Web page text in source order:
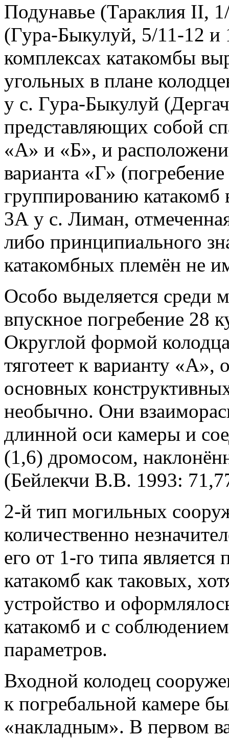
Подунавье (Тараклия II,
(Гура-Быкулуй, 5/11-12 и
комплексах катакомбы
угольных в плане
у с. Гура-Быкулуй
представляющих собой
«А» и «Б», и
варианта «Г»
группированию катакомб
3А у с. Лиман,
либо принципиального
катакомбных племён не
Особо выделяется среди
впускное погребение 28
Округлой формой
тяготеет к варианту «А»,
основных
необычно. Они
длинной оси камеры и
(1,6) дромосом,
(Бейлекчи В.В. 1993:
2-й тип могильных
количественно
его от 1-го типа является
катакомб как таковых,
устройство и
катакомб и с
параметров.
Входной колодец
к погребальной камере
«накладным». В первом